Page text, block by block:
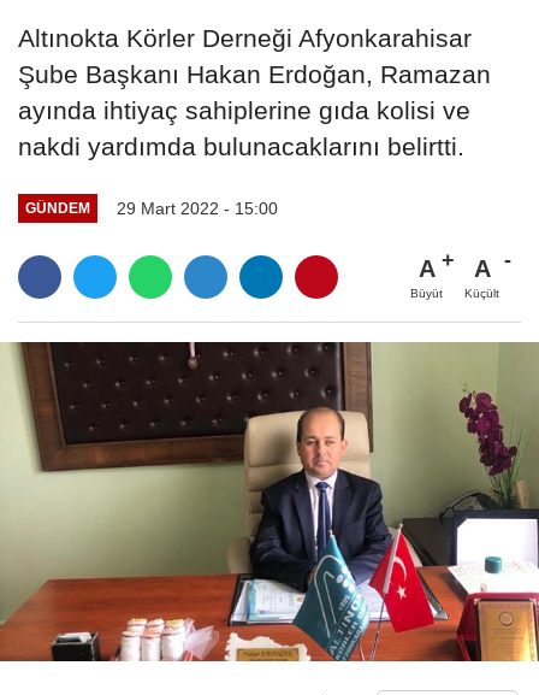
Altınokta Körler Derneği Afyonkarahisar
Şube Başkanı Hakan Erdoğan, Ramazan
ayında ihtiyaç sahiplerine gıda kolisi ve
nakdi yardımda bulunacaklarını belirtti.
GÜNDEM 29 Mart 2022 - 15:00
A
Büyüt
A
Küçült